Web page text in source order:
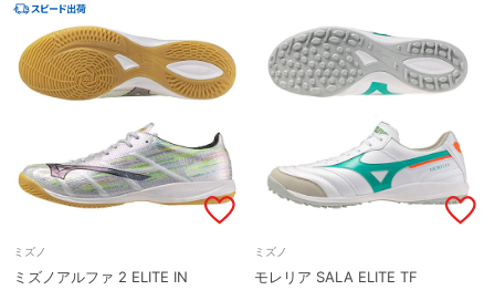
ミズノ
ミズノアルファ 2 ELITE IN
ミズノ
モレリア SALA ELITE TF